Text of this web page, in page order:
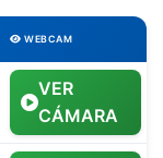
WEBCAM
VER
CÁMARA